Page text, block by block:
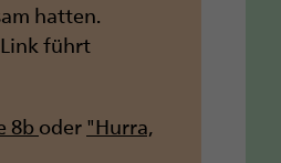
hatten.
Link führt
8b oder "Hurra,